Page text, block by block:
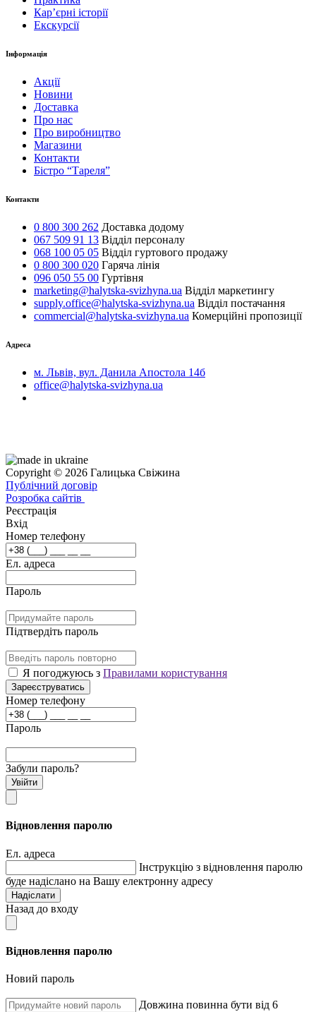
Карʼєрні історії
Екскурсії
Інформація
Акції
Новини
Доставка
Про нас
Про виробництво
Магазини
Контакти
Бістро “Тареля”
Контакти
0 800 300 262 Доставка додому
067 509 91 13 Відділ персоналу
068 100 05 05 Відділ гуртового продажу
0 800 300 020 Гаряча лінія
096 050 55 00 Гуртівня
marketing@halytska-svizhyna.ua Відділ маркетингу
supply.office@halytska-svizhyna.ua Відділ постачання
commercial@halytska-svizhyna.ua Комерційні пропозиції
Адреса
м. Львів, вул. Данила Апостола 14б
office@halytska-svizhyna.ua
Copyright © 2026 Галицька Свіжина
Публічний договір
Розробка сайтів
Реєстрація
Вхід
Номер телефону
Ел. адреса
Пароль
Підтвердіть пароль
Я погоджуюсь з Правилами користування
Зареєструватись
Номер телефону
Пароль
Забули пароль?
Увійти
Відновлення паролю
Ел. адреса
Інструкцію з відновлення паролю
буде надіслано на Вашу електронну адресу
Надіслати
Назад до входу
Відновлення паролю
Новий пароль
Довжина повинна бути від 6